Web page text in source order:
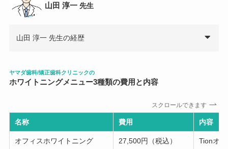
山田 淳一先生
山田 淳一 先生の経歴
ヤマダ歯科/矯正歯科クリニックの
ホワイトニングメニュー3種類の費用と内容
スクロールできます
名称 費用 内容
オフィスホワイトニング 27,500円（税込） Tionオ